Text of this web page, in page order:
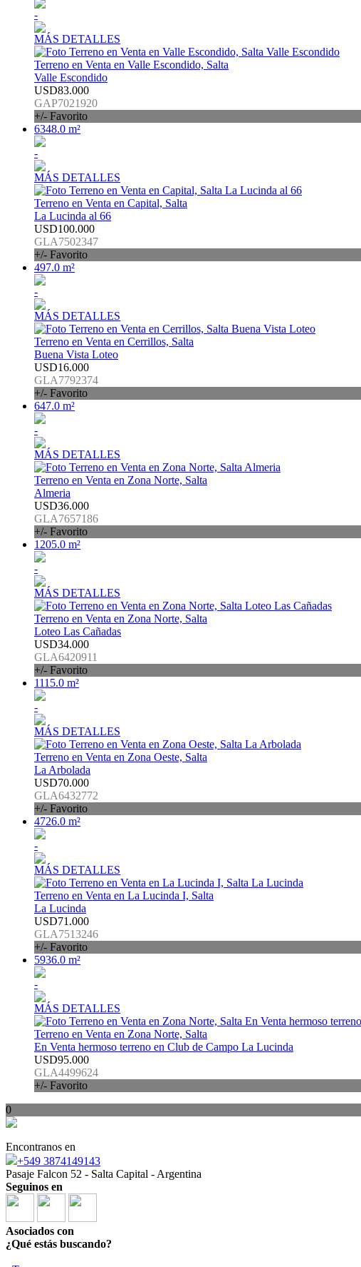
-
MÁS DETALLES
Terreno en Venta en Valle Escondido, Salta
Valle Escondido
USD83.000
GAP7021920
+/- Favorito
6348.0 m²
-
MÁS DETALLES
Terreno en Venta en Capital, Salta
La Lucinda al 66
USD100.000
GLA7502347
+/- Favorito
497.0 m²
-
MÁS DETALLES
Terreno en Venta en Cerrillos, Salta
Buena Vista Loteo
USD16.000
GLA7792374
+/- Favorito
647.0 m²
-
MÁS DETALLES
Terreno en Venta en Zona Norte, Salta
Almeria
USD36.000
GLA7657186
+/- Favorito
1205.0 m²
-
MÁS DETALLES
Terreno en Venta en Zona Norte, Salta
Loteo Las Cañadas
USD34.000
GLA6420911
+/- Favorito
1115.0 m²
-
MÁS DETALLES
Terreno en Venta en Zona Oeste, Salta
La Arbolada
USD70.000
GLA6432772
+/- Favorito
4726.0 m²
-
MÁS DETALLES
Terreno en Venta en La Lucinda I, Salta
La Lucinda
USD71.000
GLA7513246
+/- Favorito
5936.0 m²
-
MÁS DETALLES
Terreno en Venta en Zona Norte, Salta
En Venta hermoso terreno en Club de Campo La Lucinda
USD95.000
GLA4499624
+/- Favorito
0
Encontranos en
+549 3874149143
Pasaje Falcon 52 - Salta Capital - Argentina
Seguinos en
Asociados con
¿Qué estás buscando?